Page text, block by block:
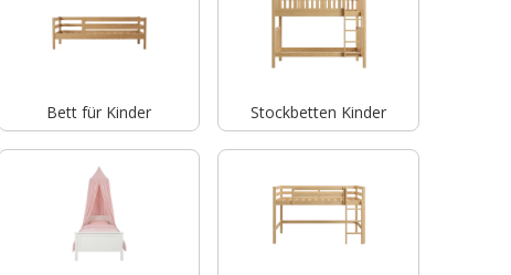
Bett für Kinder Stockbetten Kinder